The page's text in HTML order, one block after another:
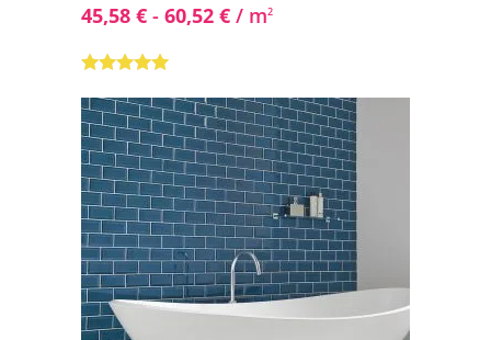
45,58 € - 60,52 € / m2
5.00de 5